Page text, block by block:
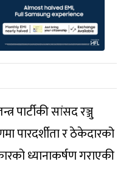
पार्टीकी सांसद रञ्जु
पारदर्शीता र ठेकेदारको
ध्यानाकर्षण गराएकी